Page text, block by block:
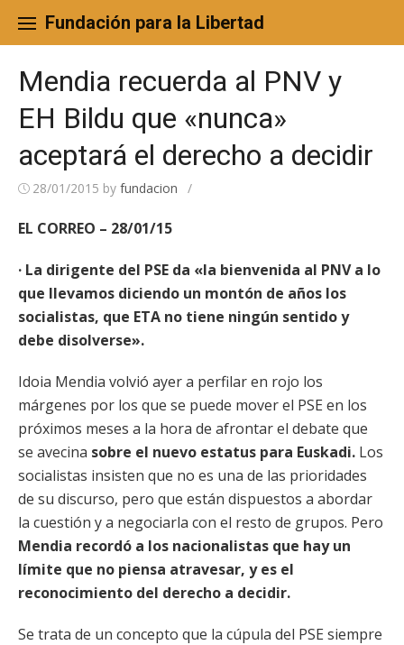
content
Fundación para la Libertad
Mendia recuerda al PNV y
EH Bildu que «nunca»
aceptará el derecho a decidir
28/01/2015 by fundacion /
EL CORREO – 28/01/15
· La dirigente del PSE da «la bienvenida al PNV a lo
que llevamos diciendo un montón de años los
socialistas, que ETA no tiene ningún sentido y
debe disolverse».
Idoia Mendia volvió ayer a perfilar en rojo los
márgenes por los que se puede mover el PSE en los
próximos meses a la hora de afrontar el debate que
se avecina sobre el nuevo estatus para Euskadi. Los
socialistas insisten que no es una de las prioridades
de su discurso, pero que están dispuestos a abordar
la cuestión y a negociarla con el resto de grupos. Pero
Mendia recordó a los nacionalistas que hay un
límite que no piensa atravesar, y es el
reconocimiento del derecho a decidir.
Se trata de un concepto que la cúpula del PSE siempre